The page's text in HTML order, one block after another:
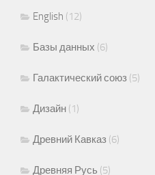
English (12)
Базы данных (6)
Галактический союз (5)
Дизайн (1)
Древний Кавказ (6)
Древняя Русь (5)